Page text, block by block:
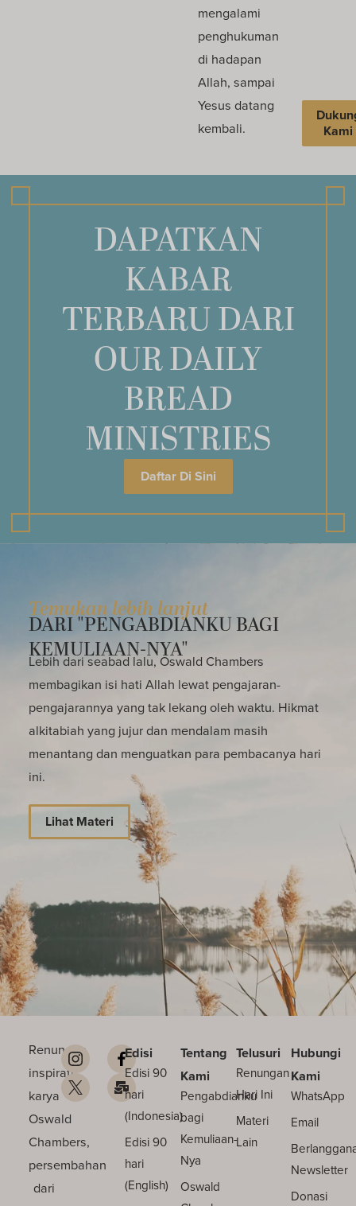
mengalami
penghukuman
di hadapan
Allah, sampai
Yesus datang
kembali.
Kami
DAPATKAN
KABAR
TERBARU DARI
OUR DAILY
BREAD
MINISTRIES
Daftar Di Sini
Temukan lebih lanjut
DARI "PENGABDIANKU BAGI
KEMULIAAN-NYA"
Lebih dari seabad lalu, Oswald Chambers
membagikan isi hati Allah lewat pengajaran-
pengajarannya yang tak lekang oleh waktu. Hikmat
alkitabiah yang jujur dan mendalam masih
menantang dan menguatkan para pembacanya hari
ini.
Lihat Materi
Renungan
inspiratif
karya
Oswald
Chambers,
persembahan
dari
Edisi
Edisi 90
hari
(Indonesia)
Edisi 90
hari
(English)
Tentang
Kami
Pengabdianku
bagi
Kemuliaan-
Nya
Oswald
Telusuri
Renungan
Hari Ini
Materi
Lain
Hubungi
Kami
WhatsApp
Email
Newsletter
Donasi